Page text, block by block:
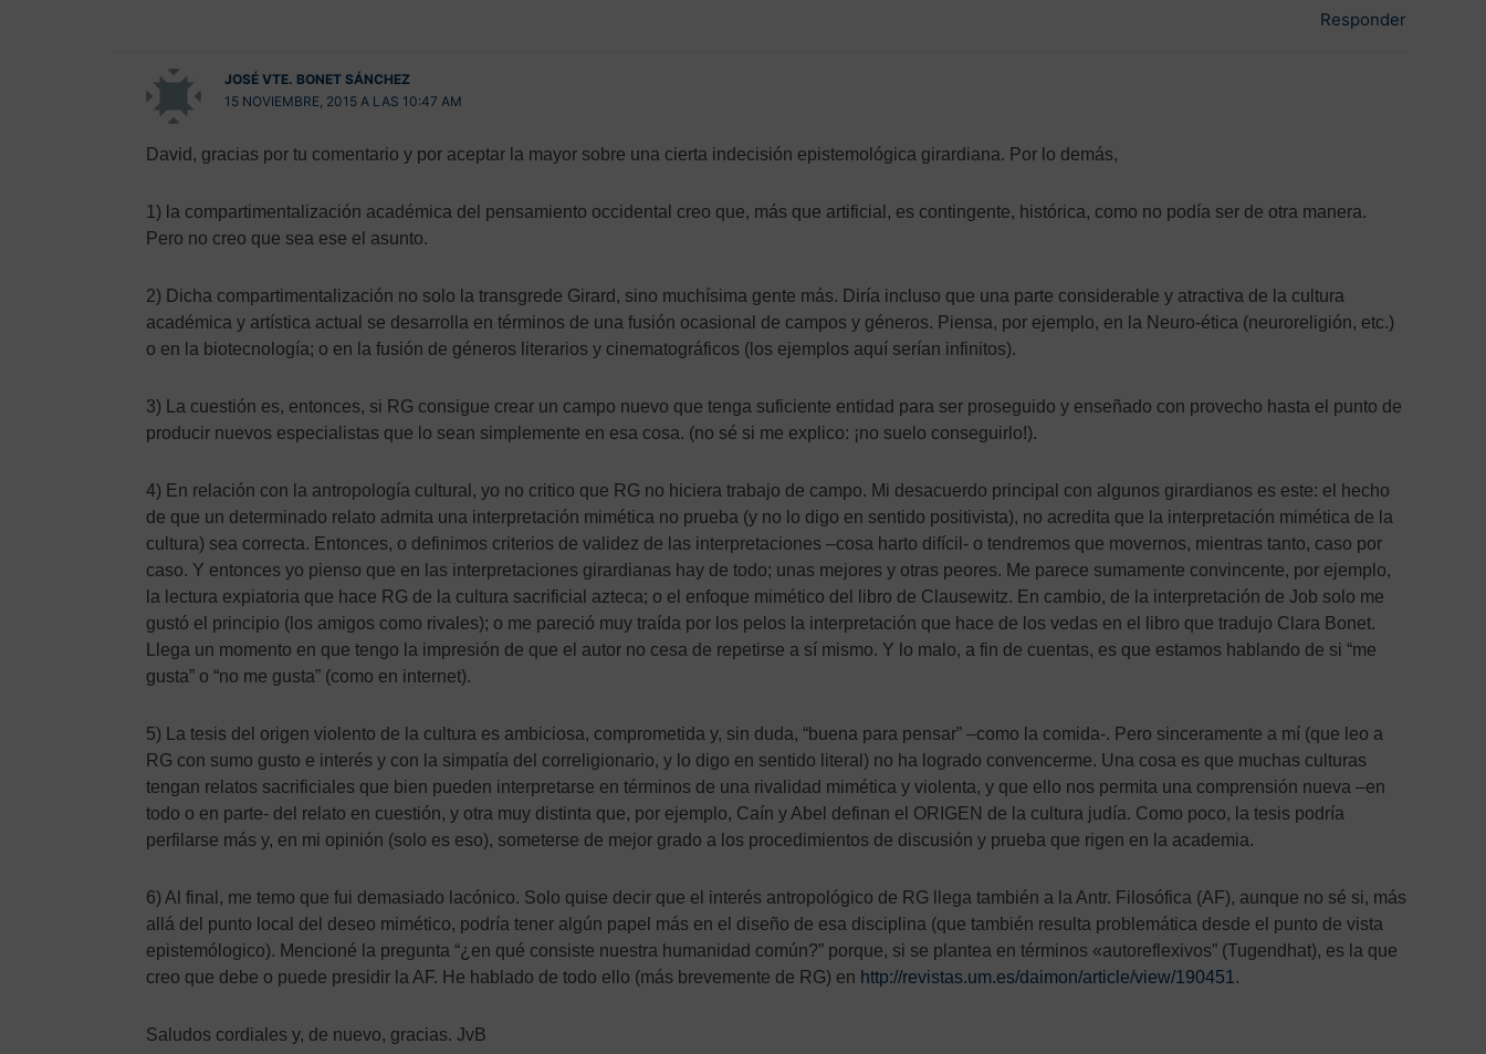
Responder
JOSÉ VTE. BONET SÁNCHEZ
15 NOVIEMBRE, 2015 A LAS 10:47 AM
David, gracias por tu comentario y por aceptar la mayor sobre una cierta indecisión epistemológica girardiana. Por lo demás,
1) la compartimentalización académica del pensamiento occidental creo que, más que artificial, es contingente, histórica, como no podía ser de otra manera.
Pero no creo que sea ese el asunto.
2) Dicha compartimentalización no solo la transgrede Girard, sino muchísima gente más. Diría incluso que una parte considerable y atractiva de la cultura
académica y artística actual se desarrolla en términos de una fusión ocasional de campos y géneros. Piensa, por ejemplo, en la Neuro-ética (neuroreligión, etc.)
o en la biotecnología; o en la fusión de géneros literarios y cinematográficos (los ejemplos aquí serían infinitos).
3) La cuestión es, entonces, si RG consigue crear un campo nuevo que tenga suficiente entidad para ser proseguido y enseñado con provecho hasta el punto de
producir nuevos especialistas que lo sean simplemente en esa cosa. (no sé si me explico: ¡no suelo conseguirlo!).
4) En relación con la antropología cultural, yo no critico que RG no hiciera trabajo de campo. Mi desacuerdo principal con algunos girardianos es este: el hecho
de que un determinado relato admita una interpretación mimética no prueba (y no lo digo en sentido positivista), no acredita que la interpretación mimética de la
cultura) sea correcta. Entonces, o definimos criterios de validez de las interpretaciones –cosa harto difícil- o tendremos que movernos, mientras tanto, caso por
caso. Y entonces yo pienso que en las interpretaciones girardianas hay de todo; unas mejores y otras peores. Me parece sumamente convincente, por ejemplo,
la lectura expiatoria que hace RG de la cultura sacrificial azteca; o el enfoque mimético del libro de Clausewitz. En cambio, de la interpretación de Job solo me
gustó el principio (los amigos como rivales); o me pareció muy traída por los pelos la interpretación que hace de los vedas en el libro que tradujo Clara Bonet.
Llega un momento en que tengo la impresión de que el autor no cesa de repetirse a sí mismo. Y lo malo, a fin de cuentas, es que estamos hablando de si “me
gusta” o “no me gusta” (como en internet).
5) La tesis del origen violento de la cultura es ambiciosa, comprometida y, sin duda, “buena para pensar” –como la comida-. Pero sinceramente a mí (que leo a
RG con sumo gusto e interés y con la simpatía del correligionario, y lo digo en sentido literal) no ha logrado convencerme. Una cosa es que muchas culturas
tengan relatos sacrificiales que bien pueden interpretarse en términos de una rivalidad mimética y violenta, y que ello nos permita una comprensión nueva –en
todo o en parte- del relato en cuestión, y otra muy distinta que, por ejemplo, Caín y Abel definan el ORIGEN de la cultura judía. Como poco, la tesis podría
perfilarse más y, en mi opinión (solo es eso), someterse de mejor grado a los procedimientos de discusión y prueba que rigen en la academia.
6) Al final, me temo que fui demasiado lacónico. Solo quise decir que el interés antropológico de RG llega también a la Antr. Filosófica (AF), aunque no sé si, más
allá del punto local del deseo mimético, podría tener algún papel más en el diseño de esa disciplina (que también resulta problemática desde el punto de vista
epistemólogico). Mencioné la pregunta “¿en qué consiste nuestra humanidad común?” porque, si se plantea en términos «autoreflexivos” (Tugendhat), es la que
creo que debe o puede presidir la AF. He hablado de todo ello (más brevemente de RG) en http://revistas.um.es/daimon/article/view/190451 .
Saludos cordiales y, de nuevo, gracias. JvB